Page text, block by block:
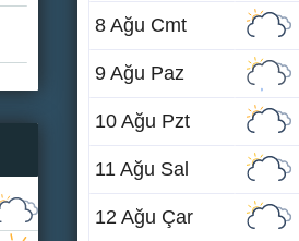
8 Ağu Cmt
9 Ağu Paz
10 Ağu Pzt
11 Ağu Sal
12 Ağu Çar